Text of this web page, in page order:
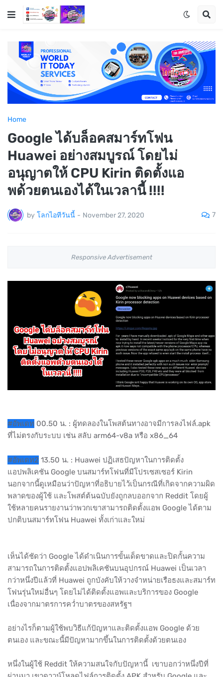
Home
Google ได้บล็อคสมาร์ทโฟน
Huawei อย่างสมบูรณ์ โดยไม่
อนุญาตให้ CPU Kirin ติดตั้งแอ
พด้วยตนเองได้ในเวลานี้ !!!!
by โลกไอทีวันนี้ - November 27, 2020 7
Responsive Advertisement
#อัพเดท 00.50 น. : ผู้ทดลองในโพสต้นทางอาจมีการลงไฟล์.apk
ที่ไม่ตรงกับระบบ เช่น สลับ arm64-v8a หรือ x86_64
#อัพเดท2 13.50 น. : Huawei ปฏิเสธปัญหาในการติดตั้ง
แอปพลิเคชัน Google บนสมาร์ทโฟนที่มีโปรเซสเซอร์ Kirin
นอกจากนี้ดูเหมือนว่าปัญหาที่อธิบายไว้เป็นกรณีที่เกิดจากความผิด
พลาดของผู้ใช้ และโพสต์ต้นฉบับยังถูกลบออกจาก Reddit โดยผู้
ใช้หลายคนรายงานว่าพวกเขาสามารถติดตั้งแอพ Google ได้ตาม
ปกติบนสมาร์ทโฟน Huawei ทั้งเก่าและใหม่
เห็นได้ชัดว่า Google ได้ดำเนินการขั้นเด็ดขาดและปิดกั้นความ
สามารถในการติดตั้งแอปพลิเคชันบนอุปกรณ์ Huawei เป็นเวลา
กว่าหนึ่งปีแล้วที่ Huawei ถูกบังคับให้วางจำหน่ายเรือธงและสมาร์ท
โฟนรุ่นใหม่อื่นๆ โดยไม่ได้ติดตั้งแอพและบริการของ Google
เนื่องจากมาตรการคว่ำบาตรของสหรัฐฯ
อย่างไรก็ตามผู้ใช้พบวิธีแก้ปัญหาและติดตั้งแอพ Google ด้วย
ตนเอง และขณะนี้มีปัญหามากขึ้นในการติดตั้งด้วยตนเอง
หนึ่งในผู้ใช้ Reddit ให้ความสนใจกับปัญหานี้ เขาบอกว่าหนึ่งปีที่